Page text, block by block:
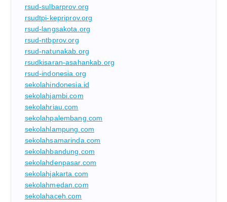
rsud-sulbarprov.org
rsudtpi-kepriprov.org
rsud-langsakota.org
rsud-ntbprov.org
rsud-natunakab.org
rsudkisaran-asahankab.org
rsud-indonesia.org
sekolahindonesia.id
sekolahjambi.com
sekolahriau.com
sekolahpalembang.com
sekolahlampung.com
sekolahsamarinda.com
sekolahbandung.com
sekolahdenpasar.com
sekolahjakarta.com
sekolahmedan.com
sekolahaceh.com